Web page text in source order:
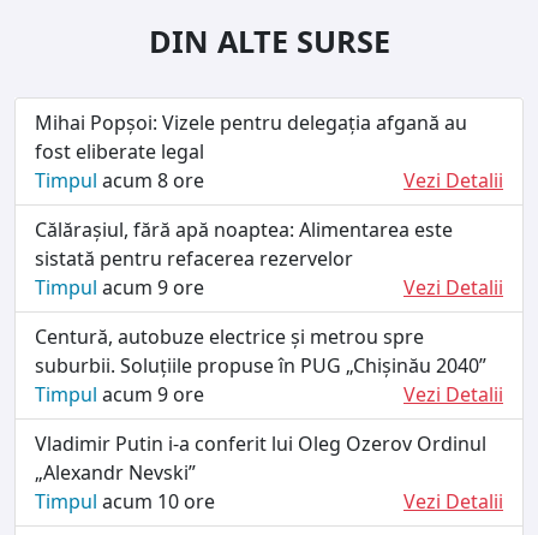
DIN ALTE SURSE
Mihai Popșoi: Vizele pentru delegația afgană au
fost eliberate legal
Timpul acum 8 ore
Vezi Detalii
Călărașiul, fără apă noaptea: Alimentarea este
sistată pentru refacerea rezervelor
Timpul acum 9 ore
Vezi Detalii
Centură, autobuze electrice și metrou spre
suburbii. Soluțiile propuse în PUG „Chișinău 2040”
Timpul acum 9 ore
Vezi Detalii
Vladimir Putin i-a conferit lui Oleg Ozerov Ordinul
„Alexandr Nevski”
Timpul acum 10 ore
Vezi Detalii